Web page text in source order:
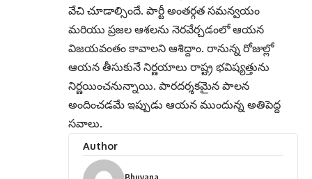
వేచి చూడాల్సిందే. పార్టీ అంతర్గత సమన్వయం
మరియు ప్రజల ఆశలను నెరవేర్చడంలో ఆయన
విజయవంతం కావాలని ఆశిద్దాం. రానున్న రోజుల్లో
ఆయన తీసుకునే నిర్ణయాలు రాష్ట్ర భవిష్యత్తును
నిర్ణయించనున్నాయి. పారదర్శకమైన పాలన
అందించడమే ఇప్పుడు ఆయన ముందున్న అతిపెద్ద
సవాలు.
Author